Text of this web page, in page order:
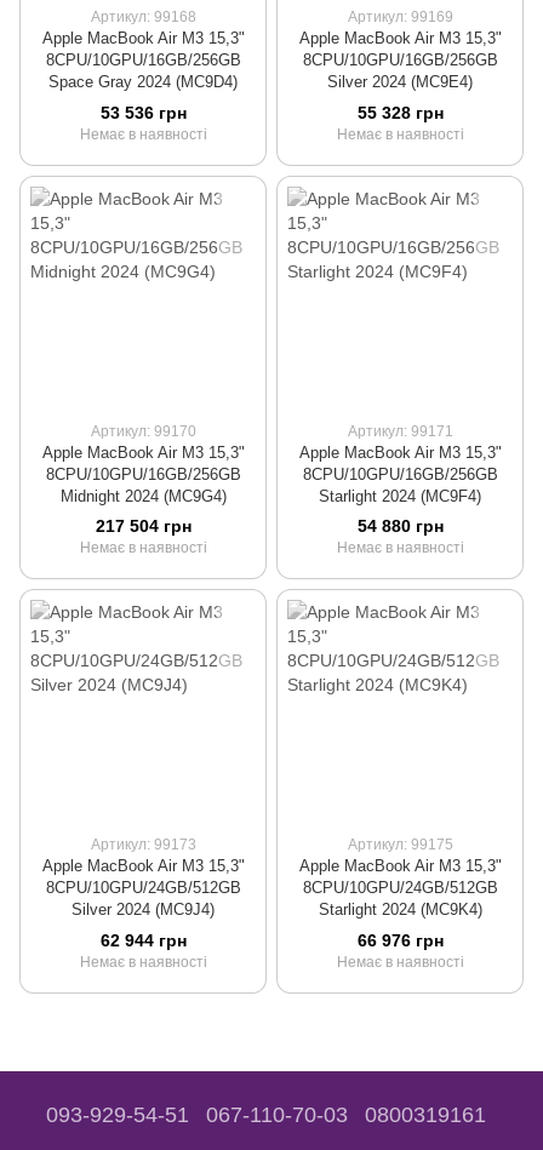
Артикул: 99168
Apple MacBook Air M3 15,3"
8CPU/10GPU/16GB/256GB
Space Gray 2024 (MC9D4)
53 536 грн
Немає в наявності
Артикул: 99169
Apple MacBook Air M3 15,3"
8CPU/10GPU/16GB/256GB
Silver 2024 (MC9E4)
55 328 грн
Немає в наявності
Артикул: 99170
Apple MacBook Air M3 15,3"
8CPU/10GPU/16GB/256GB
Midnight 2024 (MC9G4)
217 504 грн
Немає в наявності
Артикул: 99171
Apple MacBook Air M3 15,3"
8CPU/10GPU/16GB/256GB
Starlight 2024 (MC9F4)
54 880 грн
Немає в наявності
Артикул: 99173
Apple MacBook Air M3 15,3"
8CPU/10GPU/24GB/512GB
Silver 2024 (MC9J4)
62 944 грн
Немає в наявності
Артикул: 99175
Apple MacBook Air M3 15,3"
8CPU/10GPU/24GB/512GB
Starlight 2024 (MC9K4)
66 976 грн
Немає в наявності
093-929-54-51 067-110-70-03 0800319161